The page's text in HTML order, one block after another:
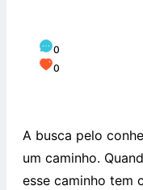
0
0
A busca pelo
um caminho.
esse caminho tem